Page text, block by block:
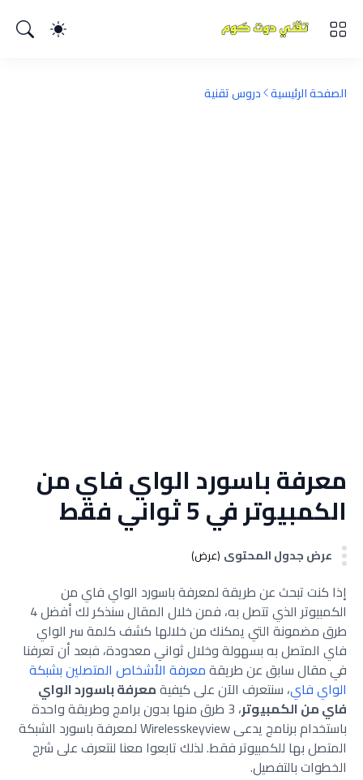
الصفحة الرئيسية دروس تقنية
معرفة باسورد الواي فاي من
الكمبيوتر في 5 ثواني فقط
عرض جدول المحتوى (عرض)
إذا كنت تبحث عن طريقة لمعرفة باسورد الواي فاي من
الكمبيوتر الذي تتصل به، فمن خلال المقال سنذكر لك أفضل 4
طرق مضمونة التي يمكنك من خلالها كشف كلمة سر الواي
فاي المتصل به بسهولة وخلال ثواني معدودة، فبعد أن تعرفنا
في مقال سابق عن طريقةمعرفة الأشخاص المتصلين بشبكة
الواي فاي، سنتعرف الآن على كيفيةمعرفة باسورد الواي
فاي من الكمبيوتر
، 3 طرق منها بدون برامج وطريقة واحدة
باستخدام برنامج يدعى Wirelesskeyview لمعرفة باسورد الشبكة
المتصل بها للكمبيوتر فقط. لذلك تابعوا معنا لنتعرف على شرح
الخطوات بالتفصيل.